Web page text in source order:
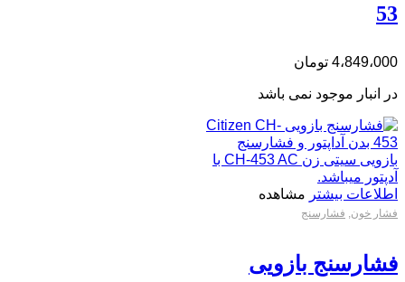
53
4،849،000 تومان
در انبار موجود نمی باشد
اطلاعات بیشتر مشاهده
فشار خون فشارسنج
فشارسنج بازویی